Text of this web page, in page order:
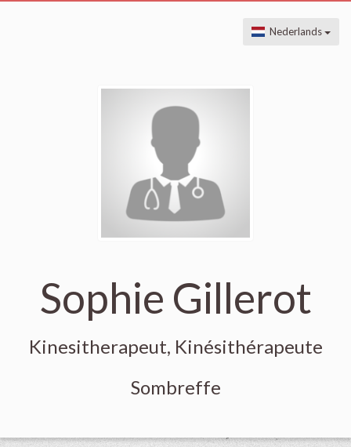
Nederlands
Sophie Gillerot
Kinesitherapeut, Kinésithérapeute
Sombreffe